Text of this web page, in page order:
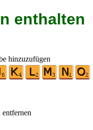
enthalten
hinzuzufügen